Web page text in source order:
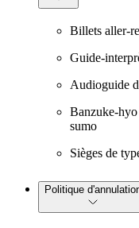
Billets aller-
Guide-
Audioguide
Banzuke-
sumo
Sièges de
Politique